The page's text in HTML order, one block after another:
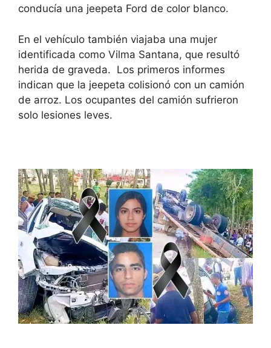
conducía una jeepeta Ford de color blanco.
En el vehículo también viajaba una mujer
identificada como Vilma Santana, que resultó
herida de graveda. Los primeros informes
indican que la jeepeta colisionó con un camión
de arroz. Los ocupantes del camión sufrieron
solo lesiones leves.